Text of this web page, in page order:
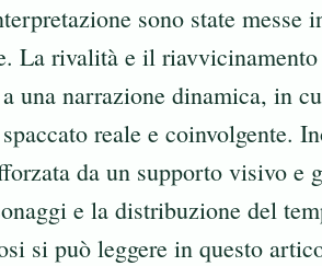
sono state messe
La rivalità e il
una narrazione dinamica, in
reale e coinvolgente.
da un supporto visivo e
e la distribuzione del
si può leggere in questo